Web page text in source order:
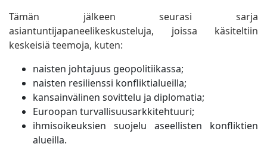
Tämän jälkeen seurasi sarja
asiantuntijapaneelikeskusteluja, joissa käsiteltiin
keskeisiä teemoja, kuten:
naisten johtajuus geopolitiikassa;
naisten resilienssi konfliktialueilla;
kansainvälinen sovittelu ja diplomatia;
Euroopan turvallisuusarkkitehtuuri;
ihmisoikeuksien suojelu aseellisten konfliktien
alueilla.